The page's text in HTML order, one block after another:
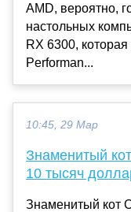
AMD, вероятно,
настольных
RX 6300,
Performan...
10:45, 29 Мар
Знаменитый
10 тысяч
Знаменитый кот